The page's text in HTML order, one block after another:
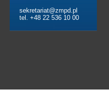
sekretariat@zmpd.pl
tel. +48 22 536 10 00